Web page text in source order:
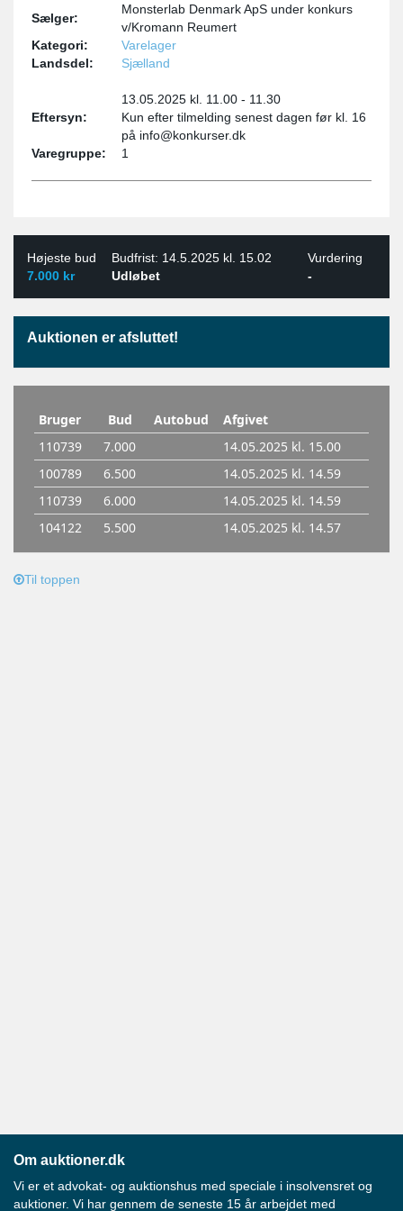
Sælger:
Monsterlab Denmark ApS under konkurs
v/Kromann Reumert
Kategori:
Varelager
Landsdel:
Sjælland
Eftersyn:
13.05.2025 kl. 11.00 - 11.30
Kun efter tilmelding senest dagen før kl. 16
på info@konkurser.dk
Varegruppe:
1
Højeste bud Budfrist: 14.5.2025 kl. 15.02
Vurdering
7.000 kr
Udløbet -
Auktionen er afsluttet!
Til toppen
Om auktioner.dk
Vi er et advokat- og auktionshus med speciale i insolvensret og
auktioner. Vi har gennem de seneste 15 år arbejdet med